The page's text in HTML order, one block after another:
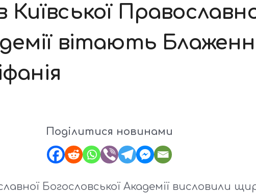
вітають
Поділитися новинами
Богословської Академії висловили